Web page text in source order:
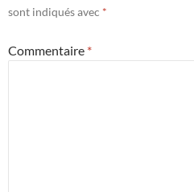
sont indiqués avec *
Commentaire *